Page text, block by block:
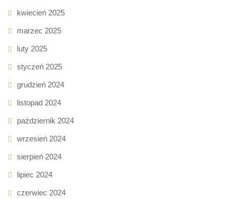
kwiecień 2025
marzec 2025
luty 2025
styczeń 2025
grudzień 2024
listopad 2024
październik 2024
wrzesień 2024
sierpień 2024
lipiec 2024
czerwiec 2024